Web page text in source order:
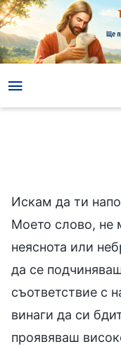
Искам да ти
Моето слово, не
неяснота или
да се
съответствие с
винаги да си
проявяваш